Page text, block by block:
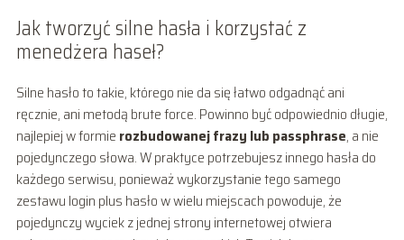
Jak tworzyć silne hasła i korzystać z
menedżera haseł?
Silne hasło to takie, którego nie da się łatwo odgadnąć ani
ręcznie, ani metodą brute force. Powinno być odpowiednio długie,
najlepiej w formie rozbudowanej frazy lub passphrase, a nie
pojedynczego słowa. W praktyce potrzebujesz innego hasła do
każdego serwisu, ponieważ wykorzystanie tego samego
zestawu login plus hasło w wielu miejscach powoduje, że
pojedynczy wyciek z jednej strony internetowej otwiera